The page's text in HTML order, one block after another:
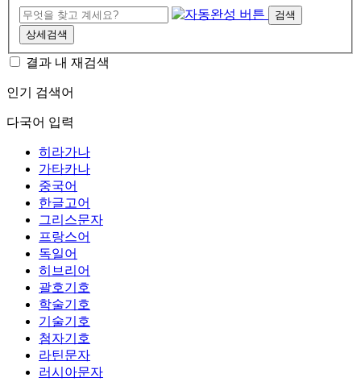
검색
상세검색
결과 내 재검색
인기 검색어
다국어 입력
히라가나
가타카나
중국어
한글고어
그리스문자
프랑스어
독일어
히브리어
괄호기호
학술기호
기술기호
첨자기호
라틴문자
러시아문자